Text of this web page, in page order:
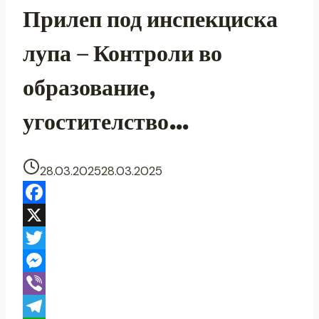
Прилеп под инспекциска
лупа – Контроли во
образование,
угостителство…
28.03.202528.03.2025
Facebook
X
Twitter
Messenger
Viber